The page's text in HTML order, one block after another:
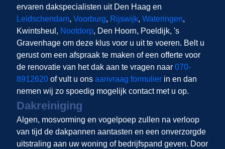
ervaren dakspecialisten uit Den Haag en
Leidschendam, Voorburg, Rijswijk, Wateringen,
Kwintsheul, Nootdorp, Den Hoorn, Poeldijk, 's
Gravenhage om deze klus voor u uit te voeren. Belt u
gerust om een afspraak te maken of een offerte voor
de renovatie van het dak aan te vragen naar 070-
8912620of vult u ons aanvraag formulierin en dan
nemen wij zo spoedig mogelijk contact met u op.
Dakreiniging
Algen, mosvorming en vogelpoep zullen na verloop
van tijd de dakpannen aantasten en een onverzorgde
uitstraling aan uw woning of bedrijfspand geven. Door